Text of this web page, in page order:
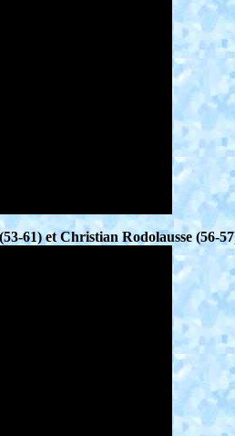
61) et Christian Rodolausse (56-